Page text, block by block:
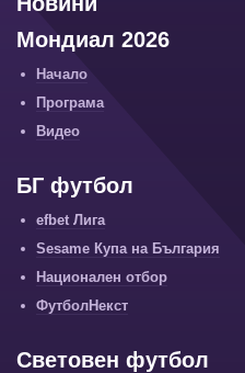
Мондиал 2026
Начало
Програма
Видео
БГ футбол
efbet Лига
Sesame Купа на България
Национален отбор
ФутболНекст
Световен футбол